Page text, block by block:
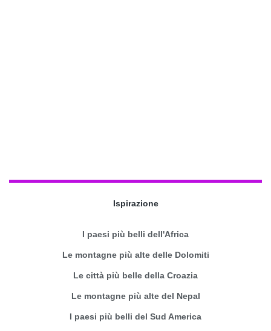
Ispirazione
I paesi più belli dell'Africa
Le montagne più alte delle Dolomiti
Le città più belle della Croazia
Le montagne più alte del Nepal
I paesi più belli del Sud America